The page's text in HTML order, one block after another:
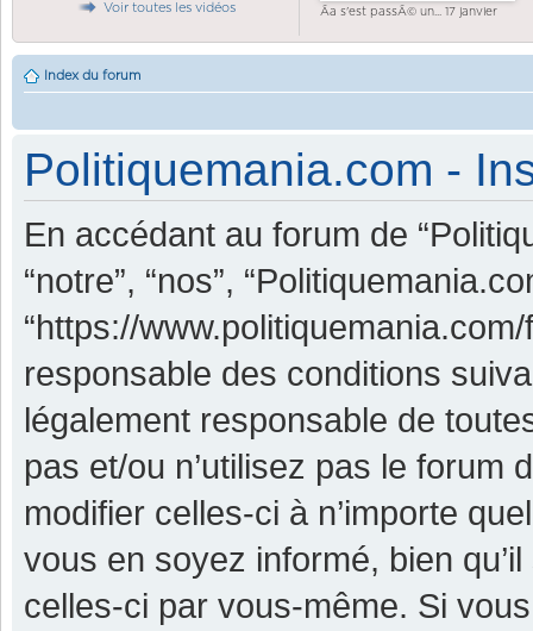
Voir toutes les vidéos Ãa s'est passÃ© un... 17 janvier
Index du forum
Politiquemania.com -
En accédant au forum de
“notre”, “nos”,
“https://
responsable des conditions
légalement responsable de
pas et/ou n’utilisez pas le forum
modifier celles-ci à n’importe
vous en soyez informé, bien
celles-ci par vous-même. Si